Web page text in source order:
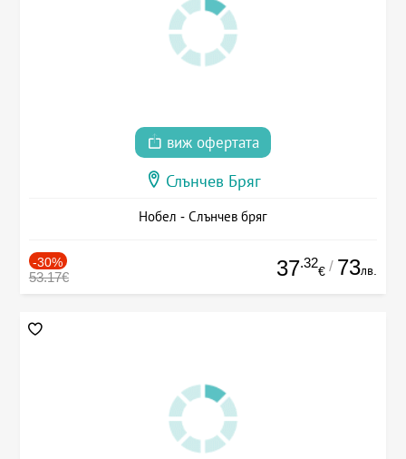
виж офертата
Слънчев Бряг
Нобел - Слънчев бряг
-30%
53.17€ 37.32
€ / 73лв.